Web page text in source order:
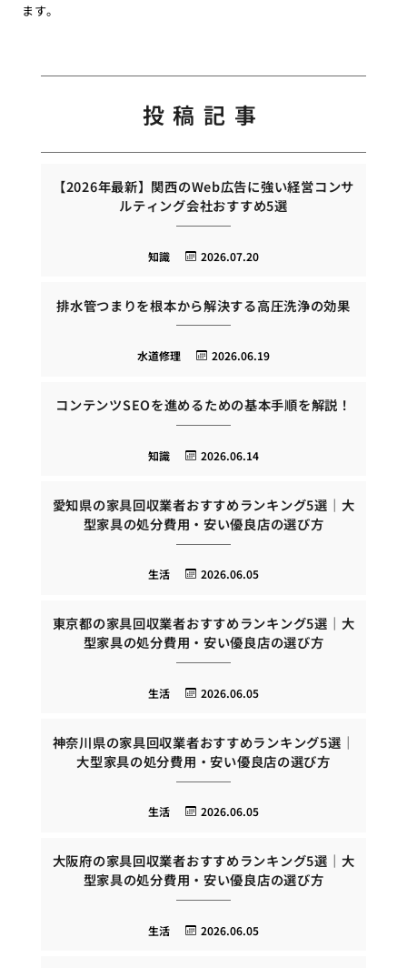
ます。
投稿記事
【2026年最新】関西のWeb広告に強い経営コンサ
ルティング会社おすすめ5選
2026.07.20
知識
排水管つまりを根本から解決する高圧洗浄の効果
2026.06.19
水道修理
コンテンツSEOを進めるための基本手順を解説！
2026.06.14
知識
愛知県の家具回収業者おすすめランキング5選｜大
型家具の処分費用・安い優良店の選び方
2026.06.05
生活
東京都の家具回収業者おすすめランキング5選｜大
型家具の処分費用・安い優良店の選び方
2026.06.05
生活
神奈川県の家具回収業者おすすめランキング5選｜
大型家具の処分費用・安い優良店の選び方
2026.06.05
生活
大阪府の家具回収業者おすすめランキング5選｜大
型家具の処分費用・安い優良店の選び方
2026.06.05
生活